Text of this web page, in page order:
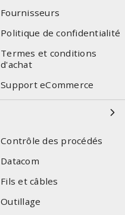
Fournisseurs
Politique de confidentialité
Termes et conditions
d'achat
Support eCommerce
Contrôle des procédés
Datacom
Fils et câbles
Outillage